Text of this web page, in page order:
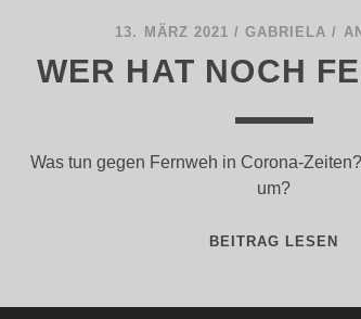
13. MÄRZ 2021 /GABRIELA /
WER HAT NOCH
Was tun gegen Fernweh in Corona-
um?
BEITRAG LESEN